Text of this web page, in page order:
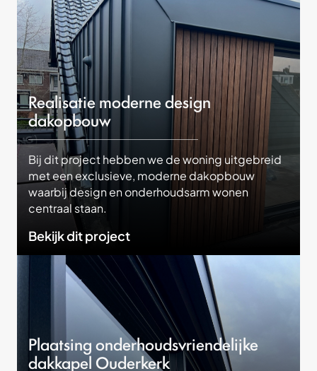
Realisatie moderne design
dakopbouw
Bij dit project hebben we de woning uitgebreid
met een exclusieve, moderne dakopbouw
waarbij design en onderhoudsarm wonen
centraal staan.
Bekijk dit project
Plaatsing onderhoudsvriendelijke
dakkapel Ouderkerk